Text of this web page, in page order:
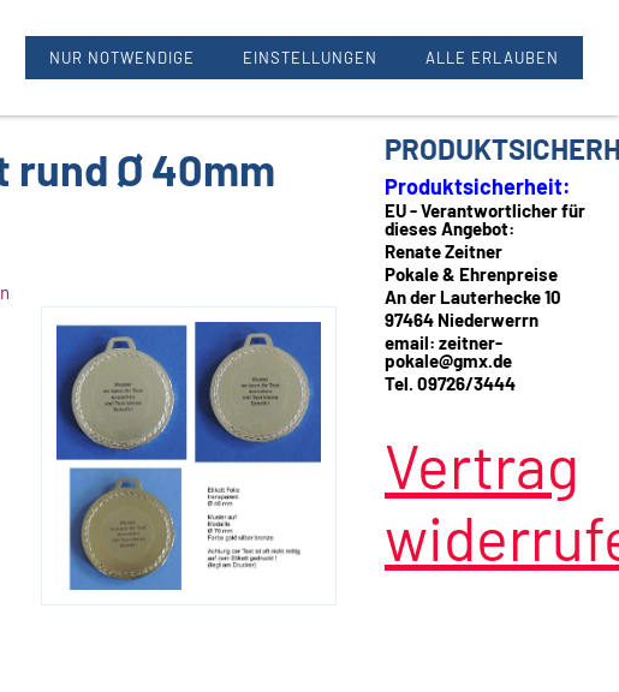
3444 Renate Zeitner, 97464 Oberwerrn
rund Ø 40mm
Produktsicherheit:
EU - Verantwortlicher für
dieses Angebot:
Renate Zeitner
Pokale & Ehrenpreise
An der Lauterhecke 10
97464 Niederwerrn
email: zeitner-
pokale@gmx.de
Tel. 09726/3444
Vertrag
NUR NOTWENDIGE EINSTELLUNGEN ALLE ERLAUBEN